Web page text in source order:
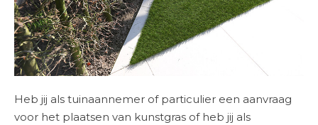
Heb jij als tuinaannemer of particulier een aanvraag
voor het plaatsen van kunstgras of heb jij als